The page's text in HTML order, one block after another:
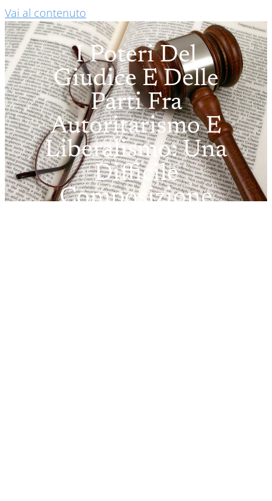
Vai al contenuto
I Poteri Del
Giudice E Delle
Parti Fra
Autoritarismo E
Liberalismo: Una
Difficile
Composizione